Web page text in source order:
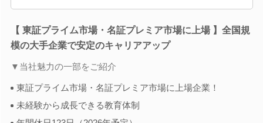
【 東証プライム市場・名証プレミア市場に上場 】全国規
模の大手企業で安定のキャリアアップ
▼当社魅力の一部をご紹介
東証プライム市場・名証プレミア市場に上場企業！
未経験から成長できる教育体制